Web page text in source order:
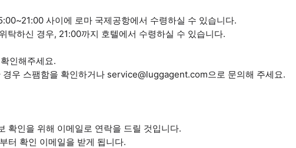
사이에 로마 국제공항에서 수령하실 수 있습니다.
탁하신 경우, 21:00까지 호텔에서 수령하실 수 있습니다.
인해주세요.
우 스팸함을 확인하거나 service@luggagent.com으로 문의해 주세요.
확인을 위해 이메일로 연락을 드릴 것입니다.
터 확인 이메일을 받게 됩니다.